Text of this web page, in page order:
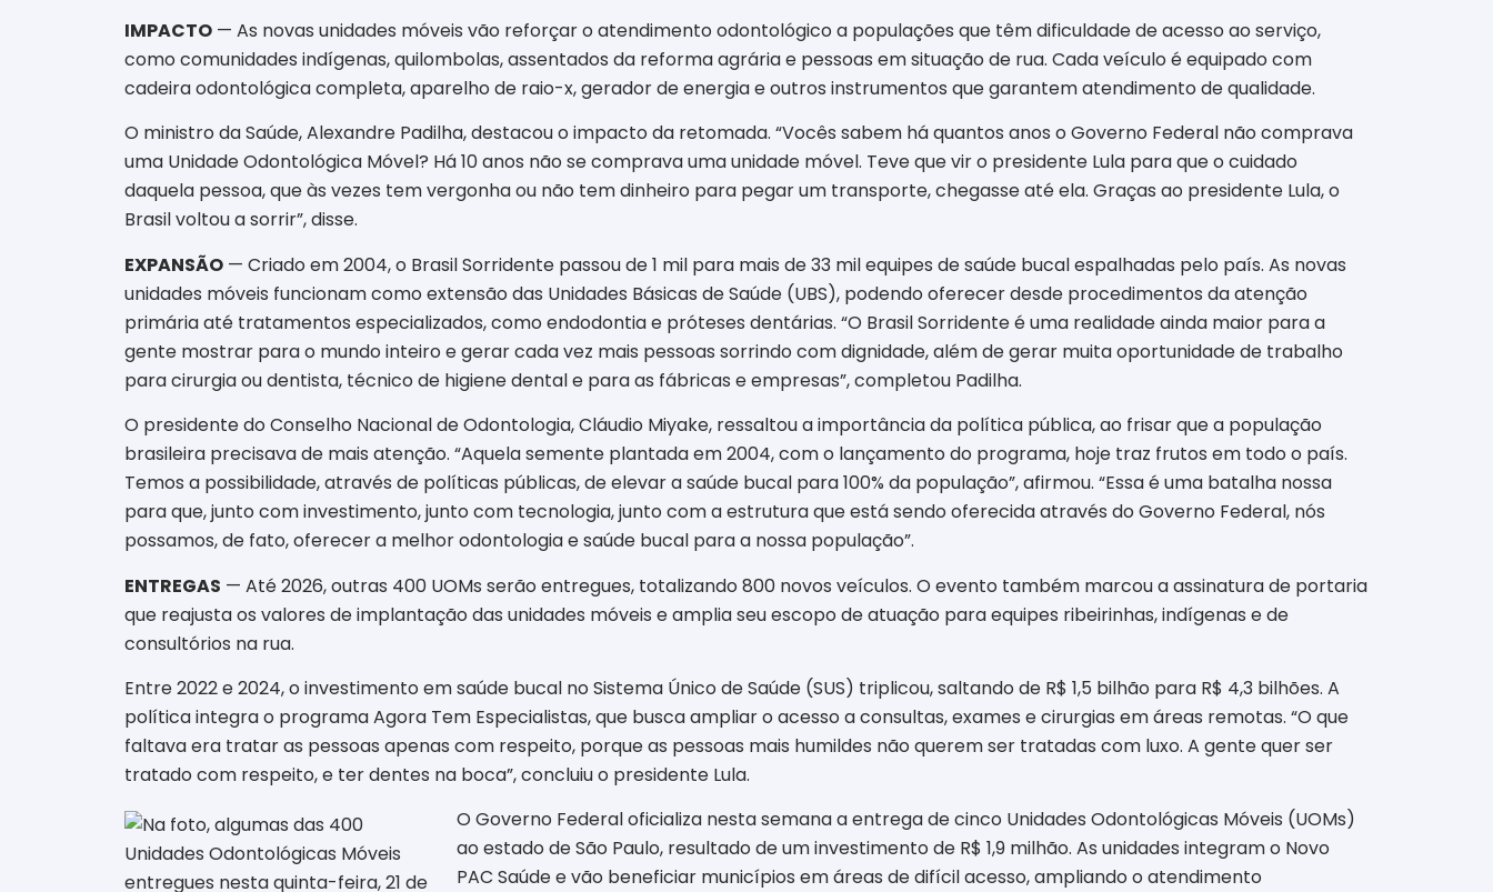
IMPACTO — As novas unidades móveis vão reforçar o atendimento odontológico a populações que têm dificuldade de acesso ao serviço,
como comunidades indígenas, quilombolas, assentados da reforma agrária e pessoas em situação de rua. Cada veículo é equipado com
cadeira odontológica completa, aparelho de raio-x, gerador de energia e outros instrumentos que garantem atendimento de qualidade.
O ministro da Saúde, Alexandre Padilha, destacou o impacto da retomada. “Vocês sabem há quantos anos o Governo Federal não comprava
uma Unidade Odontológica Móvel? Há 10 anos não se comprava uma unidade móvel. Teve que vir o presidente Lula para que o cuidado
daquela pessoa, que às vezes tem vergonha ou não tem dinheiro para pegar um transporte, chegasse até ela. Graças ao presidente Lula, o
Brasil voltou a sorrir”, disse.
EXPANSÃO — Criado em 2004, o Brasil Sorridente passou de 1 mil para mais de 33 mil equipes de saúde bucal espalhadas pelo país. As novas
unidades móveis funcionam como extensão das Unidades Básicas de Saúde (UBS), podendo oferecer desde procedimentos da atenção
primária até tratamentos especializados, como endodontia e próteses dentárias. “O Brasil Sorridente é uma realidade ainda maior para a
gente mostrar para o mundo inteiro e gerar cada vez mais pessoas sorrindo com dignidade, além de gerar muita oportunidade de trabalho
para cirurgia ou dentista, técnico de higiene dental e para as fábricas e empresas”, completou Padilha.
O presidente do Conselho Nacional de Odontologia, Cláudio Miyake, ressaltou a importância da política pública, ao frisar que a população
brasileira precisava de mais atenção. “Aquela semente plantada em 2004, com o lançamento do programa, hoje traz frutos em todo o país.
Temos a possibilidade, através de políticas públicas, de elevar a saúde bucal para 100% da população”, afirmou. “Essa é uma batalha nossa
para que, junto com investimento, junto com tecnologia, junto com a estrutura que está sendo oferecida através do Governo Federal, nós
possamos, de fato, oferecer a melhor odontologia e saúde bucal para a nossa população”.
ENTREGAS — Até 2026, outras 400 UOMs serão entregues, totalizando 800 novos veículos. O evento também marcou a assinatura de portaria
que reajusta os valores de implantação das unidades móveis e amplia seu escopo de atuação para equipes ribeirinhas, indígenas e de
consultórios na rua.
Entre 2022 e 2024, o investimento em saúde bucal no Sistema Único de Saúde (SUS) triplicou, saltando de R$ 1,5 bilhão para R$ 4,3 bilhões. A
política integra o programa Agora Tem Especialistas, que busca ampliar o acesso a consultas, exames e cirurgias em áreas remotas. “O que
faltava era tratar as pessoas apenas com respeito, porque as pessoas mais humildes não querem ser tratadas com luxo. A gente quer ser
tratado com respeito, e ter dentes na boca”, concluiu o presidente Lula.
O Governo Federal oficializa nesta semana a entrega de cinco Unidades Odontológicas Móveis (UOMs)
ao estado de São Paulo, resultado de um investimento de R$ 1,9 milhão. As unidades integram o Novo
PAC Saúde e vão beneficiar municípios em áreas de difícil acesso, ampliando o atendimento